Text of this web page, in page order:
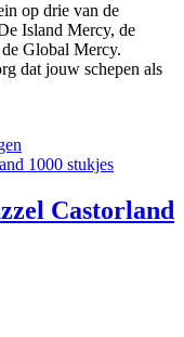
op drie van de
Island Mercy, de
Global Mercy.
dat jouw schepen als
Castorland